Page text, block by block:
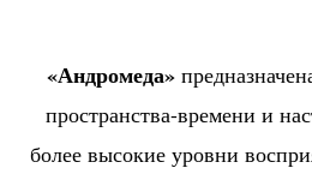
«Андромеда»
пространства-времени и
более высокие уровни